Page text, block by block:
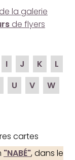
la galerie
de flyers
I J K
L
U V
W
cartes
"NABÉ", dans le